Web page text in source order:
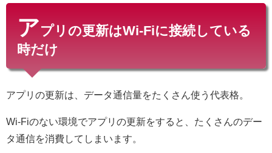
アプリの更新はWi-Fiに接続している
時だけ
アプリの更新は、データ通信量をたくさん使う代表格。
Wi-Fiのない環境でアプリの更新をすると、たくさんのデー
タ通信を消費してしまいます。